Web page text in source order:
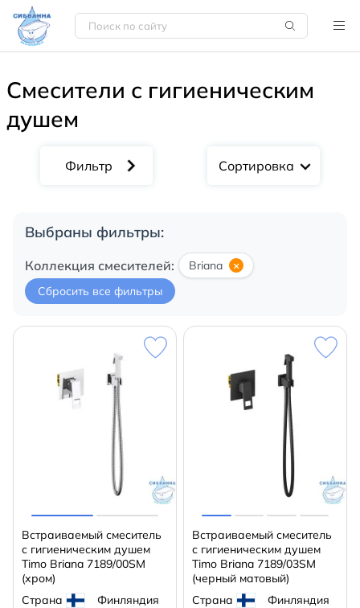
Смесители с гигиеническим
душем
Сортировка
Выбраны фильтры:
Коллекция смесителей: Briana
×
Сбросить все фильтры
Встраиваемый смеситель
с гигиеническим душем
Timo Briana 7189/00SM
(хром)
Страна
Финляндия
Встраиваемый смеситель
с гигиеническим душем
Timo Briana 7189/03SM
(черный матовый)
Страна
Финляндия